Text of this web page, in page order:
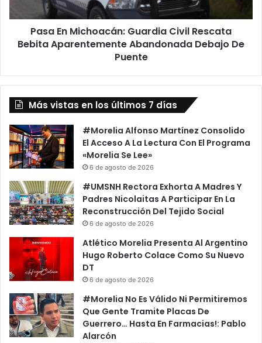
Aparentemente
Abandonada
Debajo
De
Pasa En Michoacán: Guardia Civil Rescata
Bebita Aparentemente Abandonada Debajo De
Puente
Más vistas en los últimos 7 días
#Morelia Alfonso Martínez Consolido
El Acceso A La Lectura Con El Programa
«Morelia Se Lee»
6 de agosto de 2026
#UMSNH Rectora Exhorta A Madres Y
Padres Nicolaitas A Participar En La
Reconstrucción Del Tejido Social
6 de agosto de 2026
Atlético Morelia Presenta Al Argentino
Hugo Roberto Colace Como Su Nuevo
DT
6 de agosto de 2026
#Morelia No Es Válido Ni Permitiremos
Que Gente Tramite Placas De
Guerrero… Hasta En Farmacias!: Pablo
Alarcón